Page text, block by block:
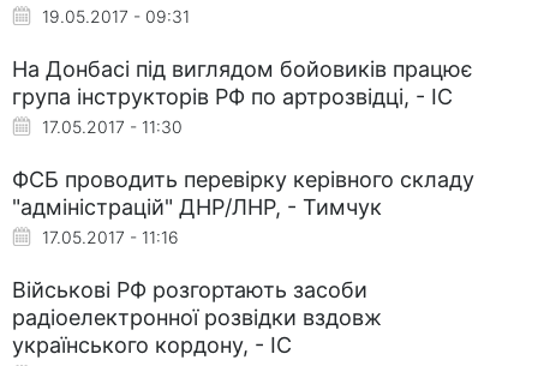
19.05.2017 - 09:31
На Донбасі під виглядом бойовиків працює
група інструкторів РФ по артрозвідці, - ІС
17.05.2017 - 11:30
ФСБ проводить перевірку керівного складу
"адміністрацій" ДНР/ЛНР, - Тимчук
17.05.2017 - 11:16
Військові РФ розгортають засоби
радіоелектронної розвідки вздовж
українського кордону, - ІС